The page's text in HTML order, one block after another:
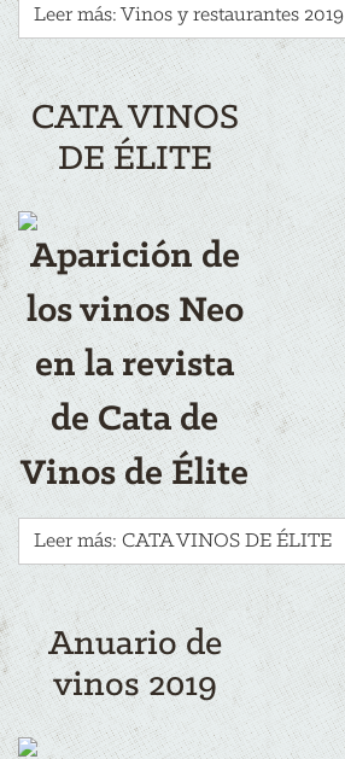
Leer más: Vinos y restaurantes 2019
CATA VINOS
DE ÉLITE
Aparición de
los vinos Neo
en la revista
de Cata de
Vinos de Élite
Leer más: CATA VINOS DE ÉLITE
Anuario de
vinos 2019